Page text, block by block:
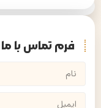
فرم تماس با ما